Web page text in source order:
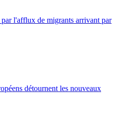
par l'afflux de migrants arrivant par
détournent les nouveaux